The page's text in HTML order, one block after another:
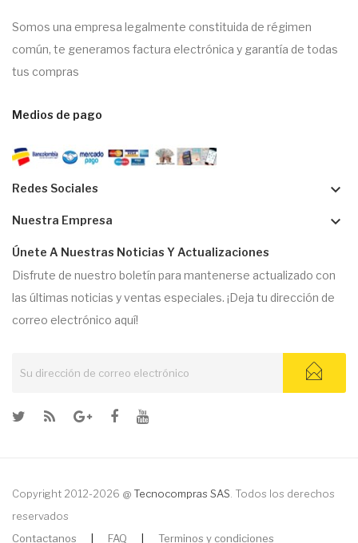
Somos una empresa legalmente constituida de régimen
común, te generamos factura electrónica y garantía de todas
tus compras
Medios de pago
Redes Sociales keyboard_arrow_down
Nuestra Empresa keyboard_arrow_down
Únete A Nuestras Noticias Y Actualizaciones
Disfrute de nuestro boletín para mantenerse actualizado con
las últimas noticias y ventas especiales. ¡Deja tu dirección de
correo electrónico aquí!
Copyright 2012-2026 @ Tecnocompras SAS . Todos los derechos
reservados
Contactanos
FAQ Terminos y condiciones